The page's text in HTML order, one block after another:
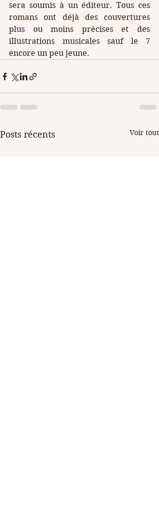
sera soumis à un éditeur. Tous ces
romans ont déjà des couvertures
plus ou moins précises et des
illustrations musicales sauf le 7
encore un peu jeune.
Posts récents Voir tout